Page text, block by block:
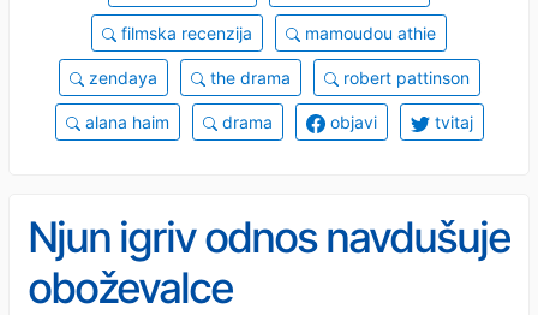
filmska recenzija mamoudou athie
zendaya the drama robert pattinson
alana haim drama objavi tvitaj
Njun igriv odnos navdušuje
oboževalce